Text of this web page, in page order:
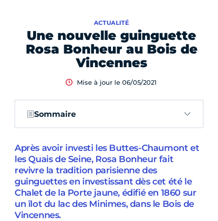
Une nouvelle guinguette
Rosa Bonheur au Bois de
Vincennes
ACTUALITÉ
Mise à jour le 06/05/2021
Sommaire
Après avoir investi les Buttes-Chaumont et
les Quais de Seine, Rosa Bonheur fait
revivre la tradition parisienne des
guinguettes en investissant dès cet été le
Chalet de la Porte jaune, édifié en 1860 sur
un îlot du lac des Minimes, dans le Bois de
Vincennes.